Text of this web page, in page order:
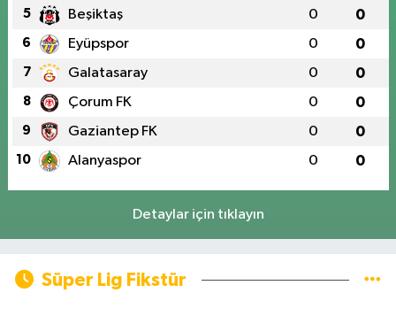
5 Beşiktaş 0 0
6 Eyüpspor 0 0
7 Galatasaray 0 0
8 Çorum FK 0 0
9 Gaziantep FK 0 0
10 Alanyaspor 0 0
Detaylar için tıklayın
Süper Lig Fikstür